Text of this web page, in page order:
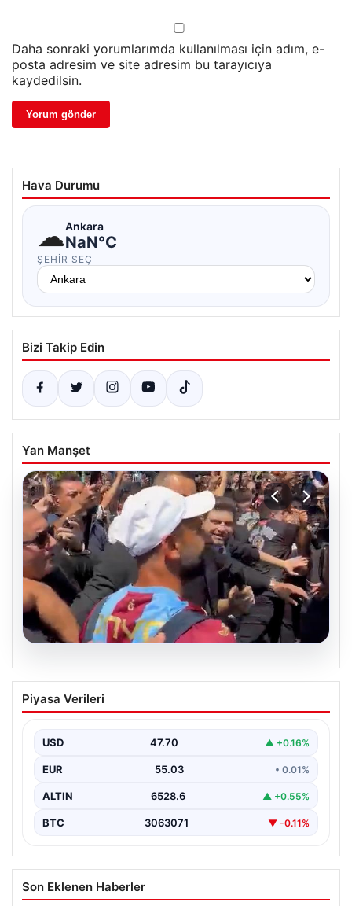
Daha sonraki yorumlarımda kullanılması için adım, e-
posta adresim ve site adresim bu tarayıcıya
kaydedilsin.
Hava Durumu
☁Ankara
NaN°C
ŞEHIR SEÇ
Bizi Takip Edin
Yan Manşet
05.08.2026
Mohamed Salah’tan Tarihi İlk Üçlü
Başarı
önemli bir dönüm noktasına imza attı. Takımının
hücum…
Piyasa Verileri
USD 47.70 ▲ +0.16%
EUR 55.03 • 0.01%
ALTIN 6528.6 ▲ +0.55%
BTC 3063071 ▼ -0.11%
Son Eklenen Haberler